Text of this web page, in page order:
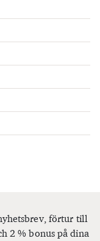
förtur till
2 % bonus på dina